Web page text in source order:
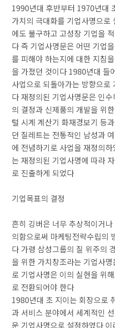
1990년대 후반부터 1970년대
가치의 극대화를 기업사명으로
에도 불구하고 고성장 기업을
다 즉 기업사명문은 어떤 기업
를 피해야 하는지에 대한 지침
을 가졌던 것이다 1980년대 들
사업으로 되돌아가는 방향으로
다 재정의된 기업사명문은 인
의 결정과 신제품의 개발을 위
털 시계 계산기 화재경보기 등
던 질레트는 전통적인 남성과
에 전념하기로 사업을 재정의
는 재정의된 기업사명에 따라
로 진출하게 되었다
기업목표의 결정
흔히 깅버은 너무 추상적이거
의함으로써 마케팅전략수립의
다 가령 삼성그룹의 질 위주의
을 위한 가치창조라는 기업사
로 기업사명은 이의 실현을 위
로 전환되어야 한다
1980년대 초 지이는 회장으로
과 서비스 분야에서 세계적인
운 기업사명으로 설정하였다